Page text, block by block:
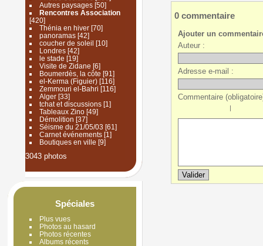
Autres paysages[50]
Rencontres Association
[420]
Thénia en hiver[70]
panoramas[42]
coucher de soleil [10]
Londres[42]
le stade [19]
Visite de Zidane [6]
Boumerdès, la côte [91]
el-Kerma (Figuier)[116]
Zemmouri el-Bahri [116]
Alger[33]
tchat et discussions[1]
Tableaux Zino[49]
Démolition [37]
Séisme du 21/05/03 [61]
Carnet événements[1]
Boutiques en ville [9]
3043 photos
Spéciales
Plus vues
Photos au hasard
Photos récentes
Albums récents
0 commentaire
Ajouter un
Auteur :
Adresse e-mail :
Commentaire
|